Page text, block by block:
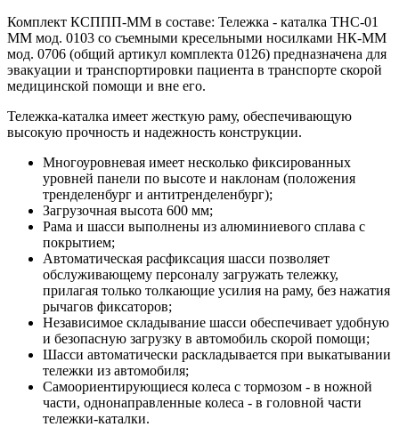
Комплект КСППП-ММ в составе: Тележка - каталка ТНС-01
ММ мод. 0103 со съемными кресельными носилками НК-ММ
мод. 0706 (общий артикул комплекта 0126) предназначена для
эвакуации и транспортировки пациента в транспорте скорой
медицинской помощи и вне его.
Тележка-каталка имеет жесткую раму, обеспечивающую
высокую прочность и надежность конструкции.
Многоуровневая имеет несколько фиксированных
уровней панели по высоте и наклонам (положения
тренделенбург и антитренделенбург);
Загрузочная высота 600 мм;
Рама и шасси выполнены из алюминиевого сплава с
покрытием;
Автоматическая расфиксация шасси позволяет
обслуживающему персоналу загружать тележку,
прилагая только толкающие усилия на раму, без нажатия
рычагов фиксаторов;
Независимое складывание шасси обеспечивает удобную
и безопасную загрузку в автомобиль скорой помощи;
Шасси автоматически раскладывается при выкатывании
тележки из автомобиля;
Самоориентирующиеся колеса с тормозом - в ножной
части, однонаправленные колеса - в головной части
тележки-каталки.